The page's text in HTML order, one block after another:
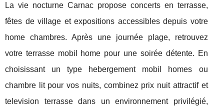
La vie nocturne Carnac propose concerts en terrasse,
fêtes de village et expositions accessibles depuis votre
home chambres. Après une journée plage, retrouvez
votre terrasse mobil home pour une soirée détente. En
choisissant un type hebergement mobil homes ou
chambre lit pour vos nuits, combinez prix nuit attractif et
television terrasse dans un environnement privilégié,